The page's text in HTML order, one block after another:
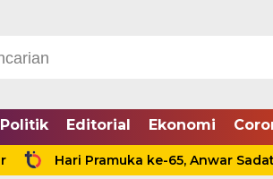
Politik Editorial Ekonomi
Hari Pramuka ke-65, Anwar Sadat